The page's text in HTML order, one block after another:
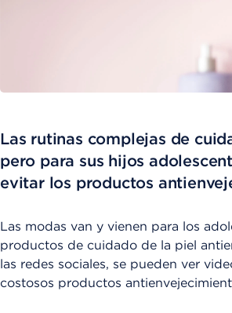
Las rutinas complejas de
pero para sus hijos
evitar los productos
Las modas van y vienen para los
productos de cuidado de la piel
las redes sociales, se pueden ver
costosos productos